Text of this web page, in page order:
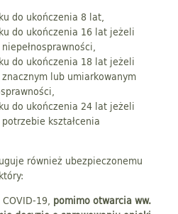
do ukończenia 8 lat,
do ukończenia 16 lat jeżeli
do ukończenia 18 lat jeżeli
lub umiarkowanym
do ukończenia 24 lat jeżeli
kształcenia
również ubezpieczonemu
19, pomimo otwarcia ww.